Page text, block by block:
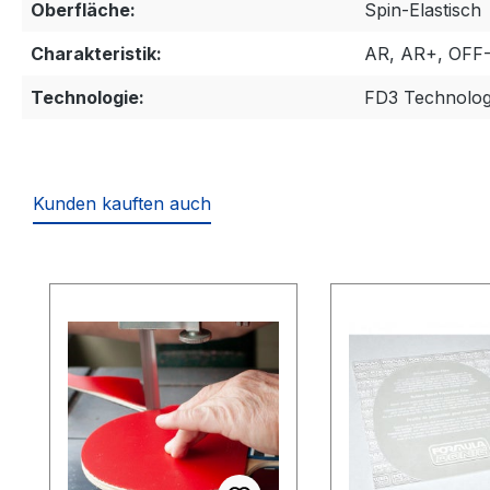
Oberfläche:
Spin-Elastisch
Charakteristik:
AR, AR+, OFF-
Technologie:
FD3
Kunden kauften auch